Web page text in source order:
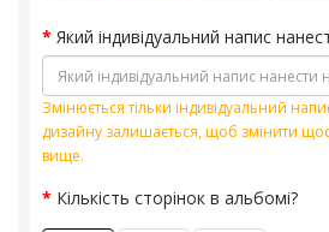
Який індивідуальний напис
Змінюється тільки індивідуальний
дизайну залишається, щоб змінити
вище.
Кількість сторінок в альбомі?